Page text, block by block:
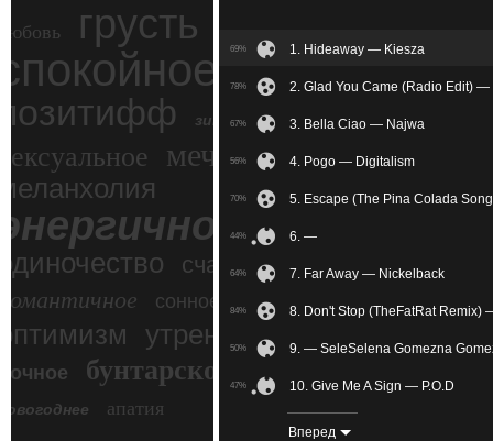
грусть
ностальгия
зимний экстрим
мечтательное
счастье
сонное
утреннее злость
бунтарское
беспокойное
апатия
69% 1. Hideaway — Kiesza
78% 2. Glad You Came (Radio Edit) —
67% 3. Bella Ciao — Najwa
56% 4. Pogo — Digitalism
70% 5. Escape (The Pina Colada
44% 6. —
64% 7. Far Away — Nickelback
84% 8. Don't Stop (TheFatRat Remix)
50% 9. — SeleSelena Gomezna
47% 10. Give Me A Sign — P.O.D
11. U Can't Touch This — MC
Вперед